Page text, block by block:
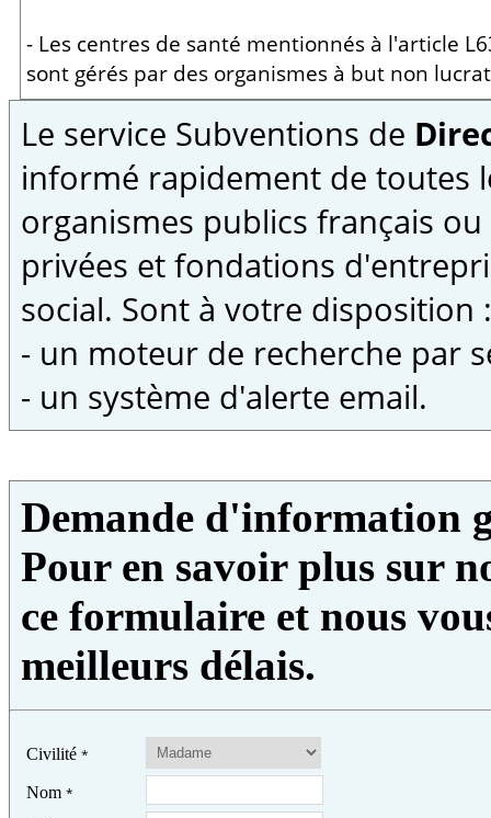
- Les centres de santé mentionnés à l'article
sont gérés par des organismes à but non
Le service Subventions de
informé rapidement de toutes
organismes publics français
privées et fondations
social. Sont à votre disposition :
- un moteur de recherche par
- un système d'alerte email.
Demande d'information
Pour en savoir plus sur
ce formulaire et nous
meilleurs délais.
Civilité *
Nom *